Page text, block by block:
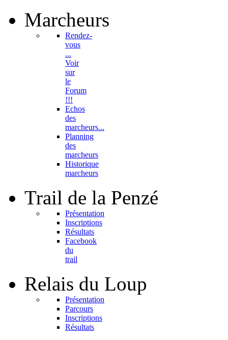
Marcheurs
Rendez-
vous
...
Voir
sur
le
Forum
!!!
Echos
des
marcheurs...
Planning
des
marcheurs
Historique
marcheurs
Trail de la Penzé
Présentation
Inscriptions
Résultats
Facebook
du
trail
Relais du Loup
Présentation
Parcours
Inscriptions
Résultats